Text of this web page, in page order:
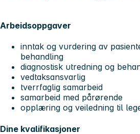
Arbeidsoppgaver
inntak og vurdering av
behandling
diagnostisk utredning og
vedtaksansvarlig
tverrfaglig samarbeid
samarbeid med pårørende
opplæring og veiledning til
Dine kvalifikasjoner